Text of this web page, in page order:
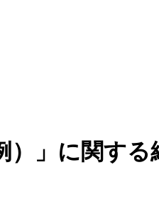
）」に関す